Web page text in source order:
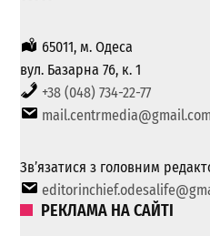
65011, м. Одеса
вул. Базарна 76, к. 1
+38 (048) 734-22-77
mail.centrmedia@gmail.com
Зв’язатися з головним
РЕКЛАМА НА САЙТІ